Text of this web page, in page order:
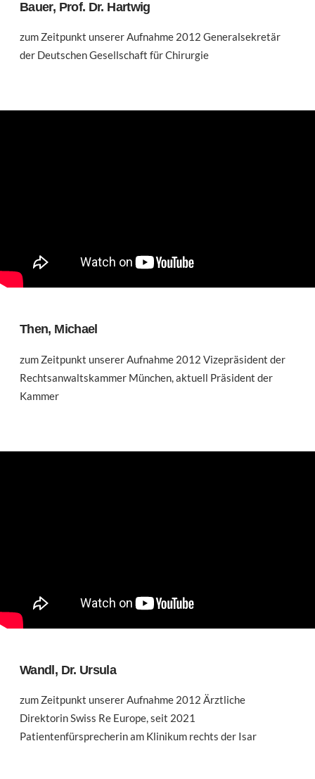
Bauer, Prof. Dr. Hartwig
zum Zeitpunkt unserer Aufnahme 2012 Generalsekretär
der Deutschen Gesellschaft für Chirurgie
Then, Michael
zum Zeitpunkt unserer Aufnahme 2012 Vizepräsident der
Rechtsanwaltskammer München, aktuell Präsident der
Kammer
Wandl, Dr. Ursula
zum Zeitpunkt unserer Aufnahme 2012 Ärztliche
Direktorin Swiss Re Europe, seit 2021
Patientenfürsprecherin am Klinikum rechts der Isar